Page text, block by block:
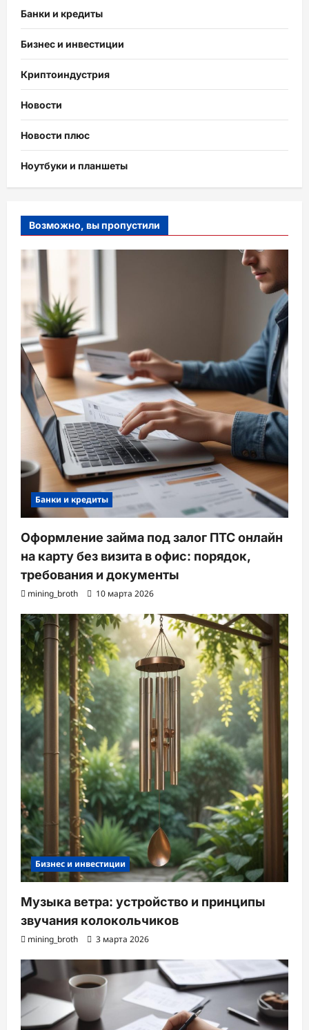
Банки и кредиты
Бизнес и инвестиции
Криптоиндустрия
Новости
Новости плюс
Ноутбуки и планшеты
Возможно, вы пропустили
Банки и кредиты
Оформление займа под залог ПТС онлайн
на карту без визита в офис: порядок,
требования и документы
mining_broth 10 марта 2026
Бизнес и инвестиции
Музыка ветра: устройство и принципы
звучания колокольчиков
mining_broth 3 марта 2026